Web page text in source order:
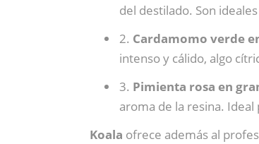
del destilado. Son
2. Cardamomo verde
intenso y cálido, algo
3. Pimienta rosa en
aroma de la resina.
Koala ofrece además al